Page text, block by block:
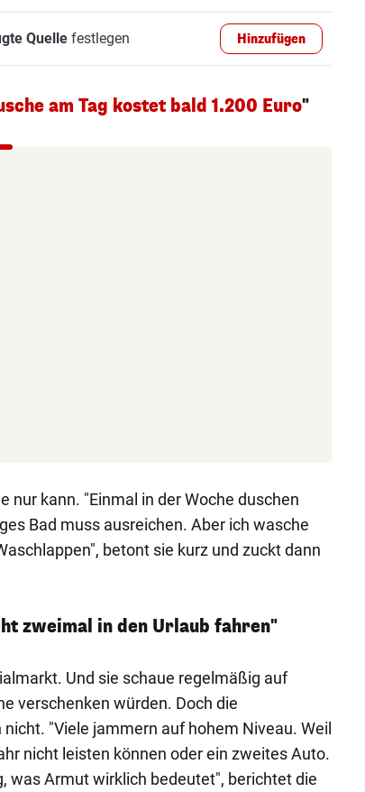
Quellefestlegen Hinzufügen
am Tag kostet bald 1.200 Euro"
nur kann. "Einmal in der Woche duschen
Bad muss ausreichen. Aber ich wasche
betont sie kurz und zuckt dann
zweimal in den Urlaub fahren"
Und sie schaue regelmäßig auf
verschenken würden. Doch die
"Viele jammern auf hohem Niveau. Weil
nicht leisten können oder ein zweites Auto.
was Armut wirklich bedeutet", berichtet die